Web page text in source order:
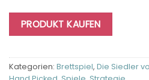
PRODUKT KAUFEN
Kategorien: Brettspiel, Die Siedler